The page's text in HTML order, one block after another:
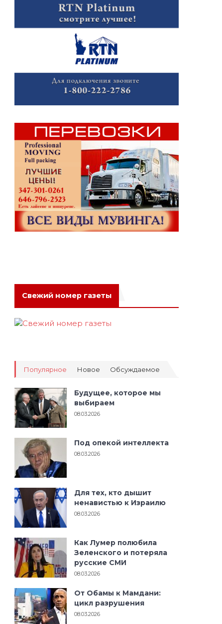
Свежий номер газеты
Популярное Новое Обсуждаемое
Будущее, которое мы
выбираем
08.03.2026
Под опекой интеллекта
08.03.2026
Для тех, кто дышит
ненавистью к Израилю
08.03.2026
Как Лумер полюбила
Зеленского и потеряла
русские СМИ
08.03.2026
От Обамы к Мамдани:
цикл разрушения
08.03.2026